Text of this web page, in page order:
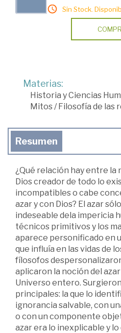
Sin Stock.
Materias:
Historia y Ciencias
Mitos/Filosofía de las
Resumen
¿Qué relación hay entre la
Dios creador de todo lo
incompatibles o cabe
azar y con Dios? El azar
indeseable dela impericia
técnicos primitivos y los
aparece personificado en
que influía en las vidas de
fílosofos
aplicaron la noción del azar
Universo entero.
principales: la que lo
ignorancia salvable, con
o con un componente
azar era lo inexplicable y lo